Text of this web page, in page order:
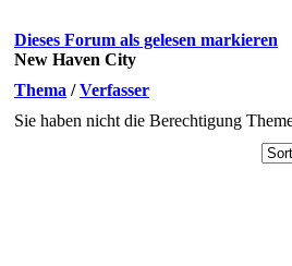
August,
und Oktober
sind nun
Dieses Forum als gelesen markieren
New Haven City
Thema /Verfasser
Sie haben nicht die Berechtigung